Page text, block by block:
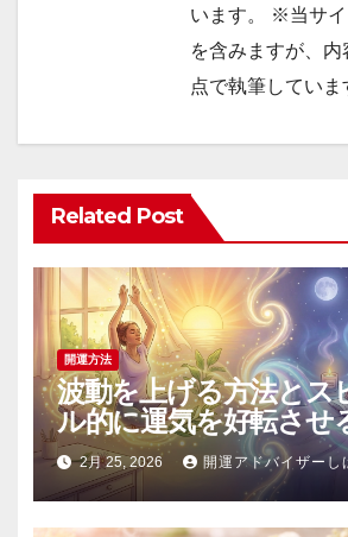
います。 ※当サ
を含みますが、内
点で執筆していま
Related Post
開運方法
波動を上げる方法とス
ル的に運気を好転させ
体的習慣
2月 25, 2026 開運アドバイザーし